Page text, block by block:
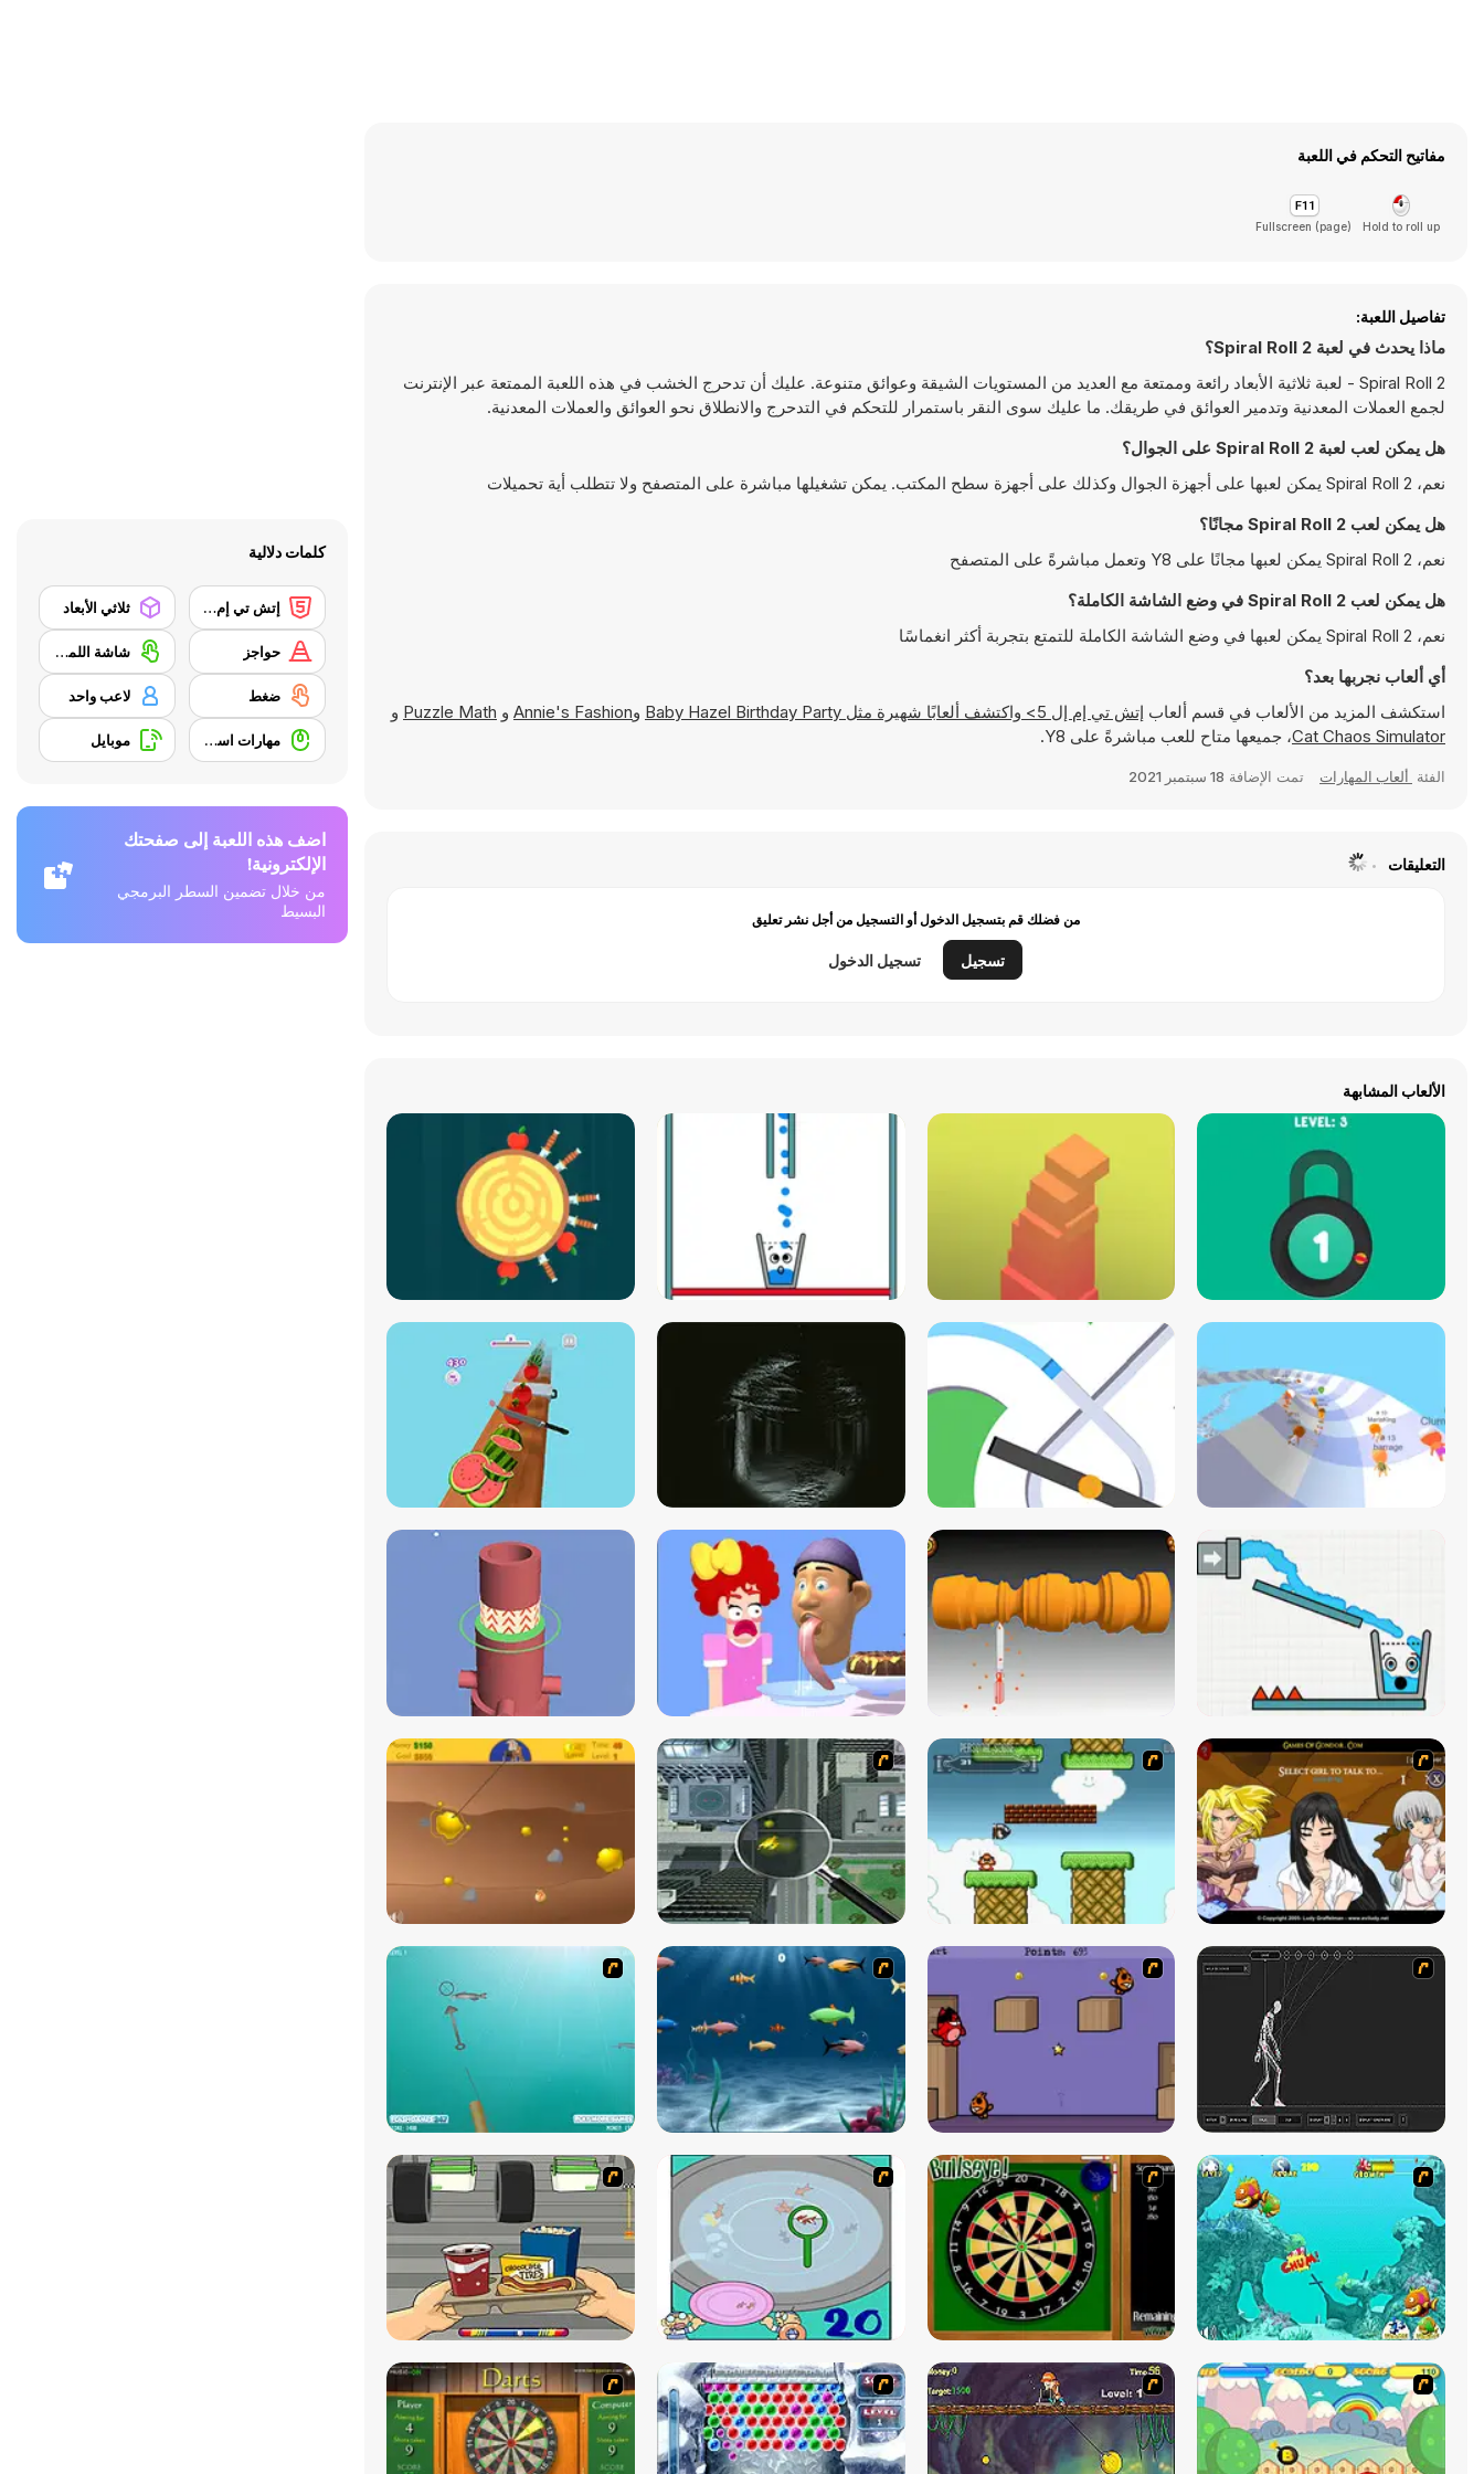
مفاتيح التحكم في اللعبة
Hold to roll up
Fullscreen (page)
تفاصيل اللعبة:
ماذا يحدث في لعبة Spiral Roll 2؟
Spiral Roll 2 - لعبة ثلاثية الأبعاد رائعة وممتعة مع العديد من المستويات الشيقة وعوائق متنوعة. عليك أن تدحرج الخشب في هذه اللعبة الممتعة عبر الإنترنت
لجمع العملات المعدنية وتدمير العوائق في طريقك. ما عليك سوى النقر باستمرار للتحكم في التدحرج والانطلاق نحو العوائق والعملات المعدنية.
هل يمكن لعب لعبة Spiral Roll 2 على الجوال؟
نعم، Spiral Roll 2 يمكن لعبها على أجهزة الجوال وكذلك على أجهزة سطح المكتب. يمكن تشغيلها مباشرة على المتصفح ولا تتطلب أية تحميلات
هل يمكن لعب Spiral Roll 2 مجانًا؟
نعم، Spiral Roll 2 يمكن لعبها مجانًا على Y8 وتعمل مباشرةً على المتصفح
هل يمكن لعب Spiral Roll 2 في وضع الشاشة الكاملة؟
نعم، Spiral Roll 2 يمكن لعبها في وضع الشاشة الكاملة للتمتع بتجربة أكثر انغماسًا
أي ألعاب نجربها بعد؟
استكشف المزيد من الألعاب في قسم ألعاب إتش تي إم إل 5> واكتشف ألعابًا شهيرة مثل Baby Hazel Birthday Party وAnnie's Fashion و Puzzle Math و
Cat Chaos Simulator، جميعها متاح للعب مباشرةً على Y8.
الفئة ألعاب المهارات تمت الإضافة 18 سبتمبر 2021
التعليقات
من فضلك قم بتسجيل الدخول أو التسجيل من أجل نشر تعليق
تسجيل تسجيل الدخول
الألعاب المشابهة
كلمات دلالية
إتش تي إم إل 5 ثلاثي الأبعاد
حواجز شاشة اللمس
ضغط لاعب واحد
مهارات استخدام الفأرة موبايل
اضف هذه اللعبة إلى صفحتك
الإلكترونية!
من خلال تضمين السطر البرمجي
البسيط